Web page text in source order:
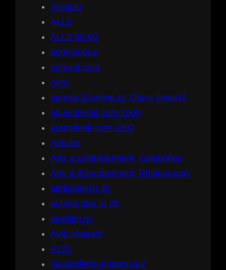
Allyspin
ALLZ
ALLZ 50-50
anonymous
antsaat.com
APK
apteka-24online.pl: Gdzie znaleźć
aquacitysuit.com 1000
aracteknik.com 1000
Articles
Arts & Entertainment, Celebrities
Arts & Entertainment, Photography
attdistant.ru 20
auteka-aba.ru 20
aveslim.ru
Avia Masters
Az21
backtolifefoundation.in2